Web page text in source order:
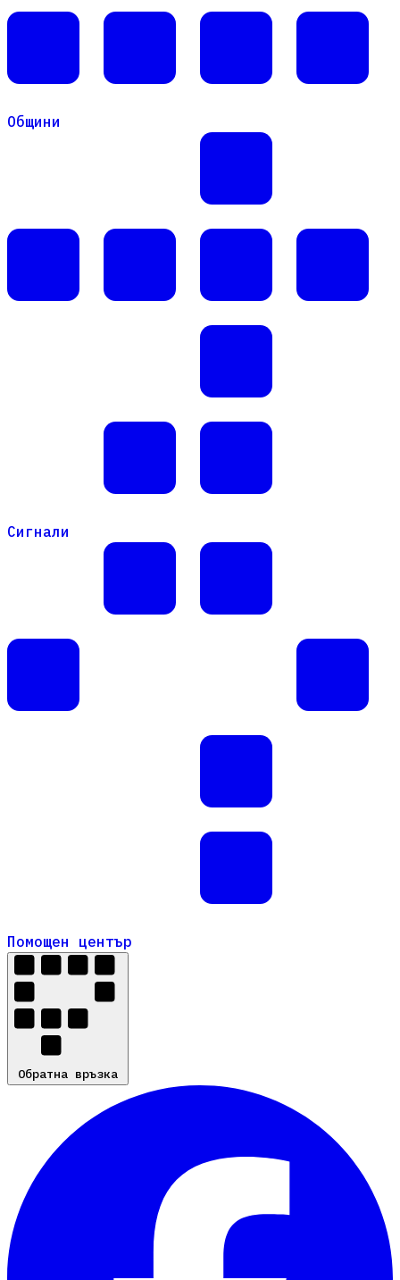
Общини
Сигнали
Помощен център
Помощен център
Обратна връзка
Обратна връзка